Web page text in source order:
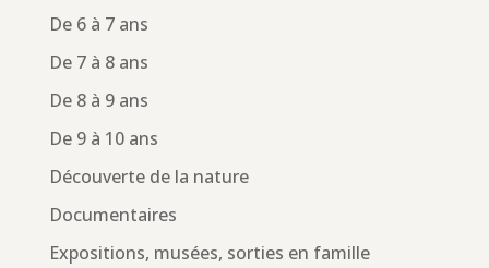
De 6 à 7 ans
De 7 à 8 ans
De 8 à 9 ans
De 9 à 10 ans
Découverte de la nature
Documentaires
Expositions, musées, sorties en famille